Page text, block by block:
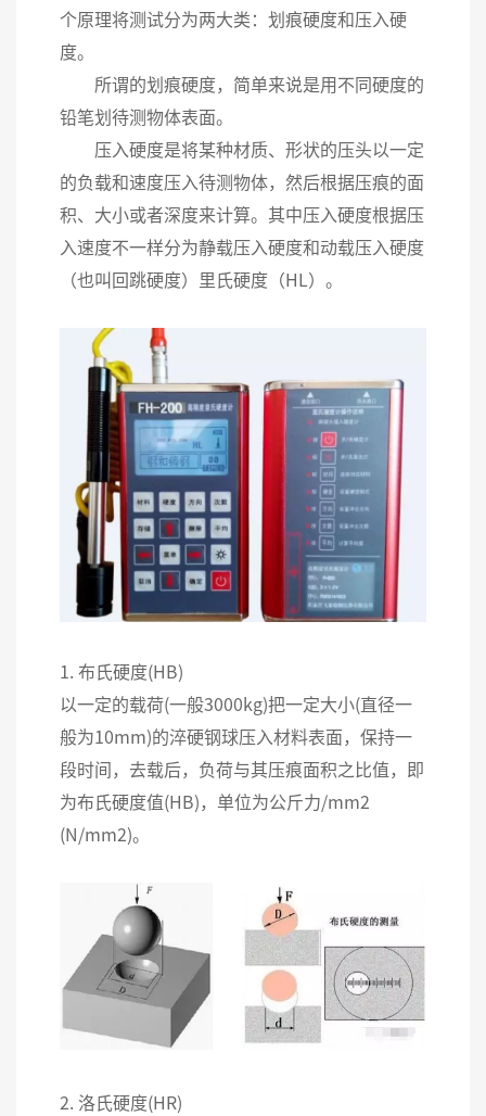
个原理将测试分为两大类：划痕硬度和压入硬
度。
所谓的划痕硬度，简单来说是用不同硬度的
铅笔划待测物体表面。
压入硬度是将某种材质、形状的压头以一定
的负载和速度压入待测物体，然后根据压痕的面
积、大小或者深度来计算。其中压入硬度根据压
入速度不一样分为静载压入硬度和动载压入硬度
（也叫回跳硬度）里氏硬度（HL）。
1. 布氏硬度(HB)
以一定的载荷(一般3000kg)把一定大小(直径一
般为10mm)的淬硬钢球压入材料表面，保持一
段时间，去载后，负荷与其压痕面积之比值，即
为布氏硬度值(HB)，单位为公斤力/mm2
(N/mm2)。
2. 洛氏硬度(HR)